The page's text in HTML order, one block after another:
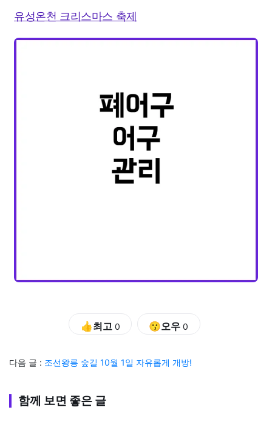
유성온천 크리스마스 축제
👍최고 0 😗오우0
다음 글 : 조선왕릉 숲길 10월 1일 자유롭게 개방!
함께 보면 좋은 글